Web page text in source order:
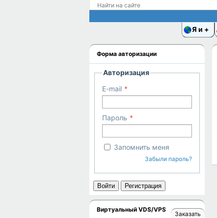
Я и
Форма авторизации
Авторизация
E-mail
Пароль
Запомнить меня
Забыли пароль?
Войти Регистрация
Виртуальный VDS/VPS
Заказать